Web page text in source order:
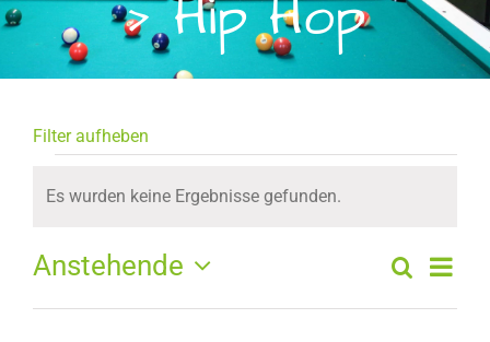
› Hip Hop
Filter aufheben
Veranstaltungen
Es wurden keine Ergebnisse gefunden.
Suche
Liste
Anstehende